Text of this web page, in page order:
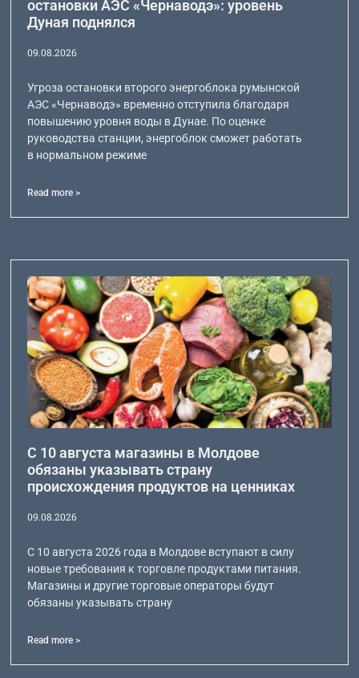
остановки АЭС «Чернаводэ»: уровень
Дуная поднялся
09.08.2026
Угроза остановки второго энергоблока румынской
АЭС «Чернаводэ» временно отступила благодаря
повышению уровня воды в Дунае. По оценке
руководства станции, энергоблок сможет работать
в нормальном режиме
Read more >
С 10 августа магазины в Молдове
обязаны указывать страну
происхождения продуктов на ценниках
09.08.2026
С 10 августа 2026 года в Молдове вступают в силу
новые требования к торговле продуктами питания.
Магазины и другие торговые операторы будут
обязаны указывать страну
Read more >